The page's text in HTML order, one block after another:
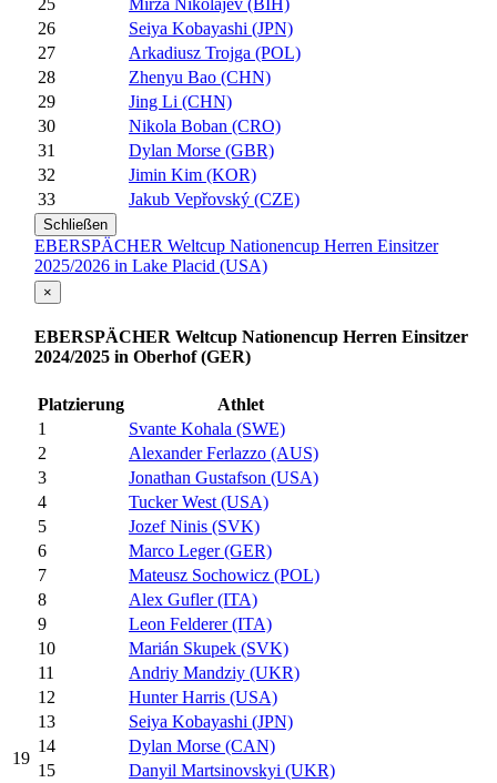
26
Seiya Kobayashi (JPN)
27
Arkadiusz Trojga (POL)
28
Zhenyu Bao (CHN)
29
Jing Li (CHN)
30
Nikola Boban (CRO)
31
Dylan Morse (GBR)
32
Jimin Kim (KOR)
33
Jakub Vepřovský (CZE)
Schließen
EBERSPÄCHER Weltcup Nationencup Herren Einsitzer
2025/2026 in Lake Placid (USA)
19
×
EBERSPÄCHER Weltcup Nationencup Herren Einsitzer
2024/2025 in Oberhof (GER)
Platzierung
Athlet
1
Svante Kohala (SWE)
2
Alexander Ferlazzo (AUS)
3
Jonathan Gustafson (USA)
4
Tucker West (USA)
5
Jozef Ninis (SVK)
6
Marco Leger (GER)
7
Mateusz Sochowicz (POL)
8
Alex Gufler (ITA)
9
Leon Felderer (ITA)
10
Marián Skupek (SVK)
11
Andriy Mandziy (UKR)
12
Hunter Harris (USA)
13
Seiya Kobayashi (JPN)
14
Dylan Morse (CAN)
15
Danyil Martsinovskyi (UKR)